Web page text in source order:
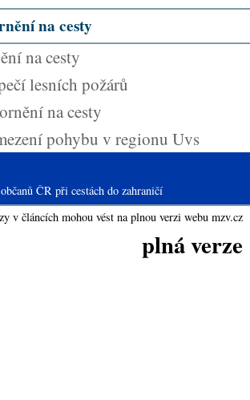
na cesty
na cesty
lesních požárů
na cesty
pohybu v regionu Uvs
ČR při cestách do zahraničí
v článcích mohou vést na plnou verzi webu mzv.cz
plná verze